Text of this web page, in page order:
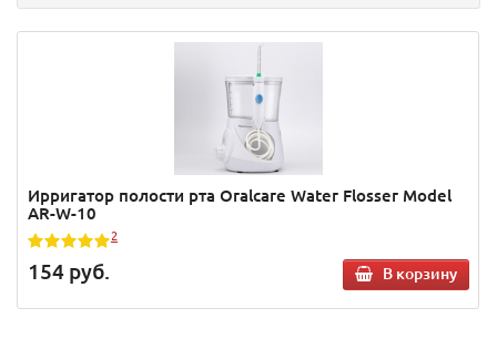
Ирригатор полости рта Oralcare Water Flosser Model
AR-W-10
2
154 руб. В корзину